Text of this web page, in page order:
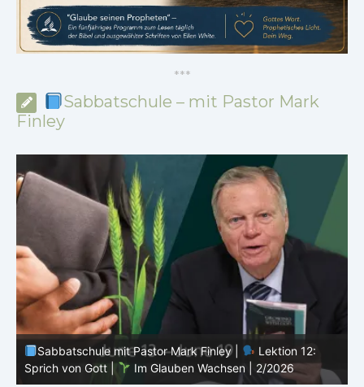
***
Sabbatschule – mit Pastor Mark
Finley
Sabbatschule mit Pastor Mark Finley |
Lektion 11:
Rückschläge |
Im Glauben Wachsen | 2/2026